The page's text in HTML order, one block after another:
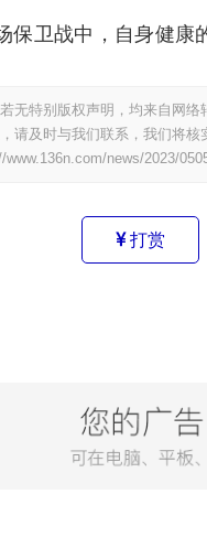
保卫战中，自身健康
无特别版权声明，均来自网
请及时与我们联系，我们将
www.136n.com/news/2023/
打赏